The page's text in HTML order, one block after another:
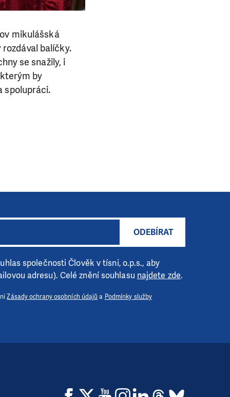
mikulášská
balíčky.
se snažily, i
by
spolupráci.
NÁS!
už se nám
ODEBÍRAT
společnosti Člověk v tísni, o.p.s., aby
adresu). Celé znění souhlasu najdete zde.
niZásady ochrany osobních údajů a Podmínky služby